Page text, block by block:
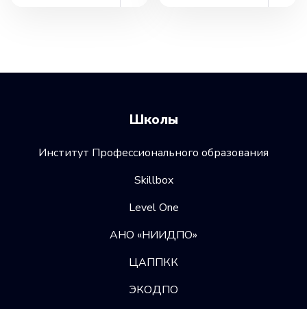
Школы
Институт Профессионального образования
Skillbox
Level One
АНО «НИИДПО»
ЦАППКК
ЭКОДПО